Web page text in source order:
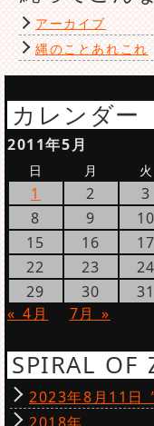
アーカイブ
縄のことあれこれ
カレンダー
2011年5月
日 月 火
1 2 3
8
9 10
15
16 17
22
23 24
29
30
31
« 4月
7月 »
SPIRAL OF
2023年8月11日